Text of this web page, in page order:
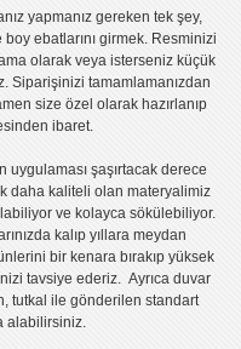
yapmanız gereken tek şey,
ebatlarını girmek. Resminizi
olarak veya isterseniz küçük
Siparişinizi tamamlamanızdan
size özel olarak hazırlanıp
ibaret.
uygulamasışaşırtacak derece
daha kaliteli olanmateryalimiz
ve kolayca sökülebiliyor.
kalıp yıllara meydan
bir kenara bırakıp yüksek
tavsiye ederiz. Ayrıca duvar
tutkal ile gönderilen standart
alabilirsiniz.